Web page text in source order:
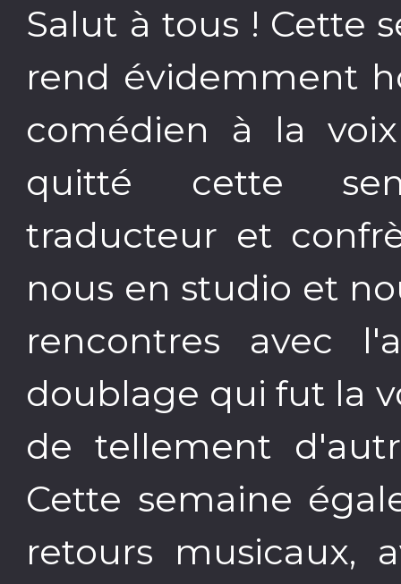
Salut à tous ! Cette
rend évidemment
comédien à la
quitté cette
traducteur et
nous en studio et
rencontres avec
doublage qui fut la
de tellement
Cette semaine
retours musicaux,